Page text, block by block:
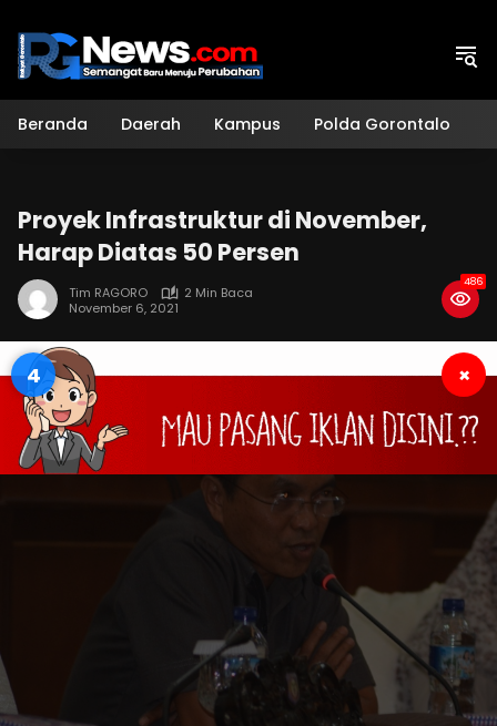
konten
Beranda Daerah Kampus Polda Gorontalo
Proyek Infrastruktur di November,
Harap Diatas 50 Persen
Tim RAGORO
2 Min Baca
November 6, 2021
486
3 ×